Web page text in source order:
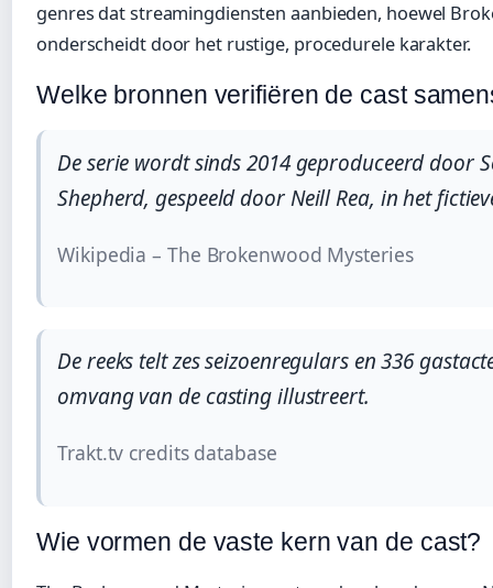
genres dat streamingdiensten aanbieden, hoewel
onderscheidt door het rustige, procedurele karakter.
Welke bronnen verifiëren de cast
De serie wordt sinds 2014 geproduceerd door
Shepherd, gespeeld door Neill Rea, in het
Wikipedia – The Brokenwood Mysteries
De reeks telt zes seizoenregulars en 336
omvang van de casting illustreert.
Trakt.tv credits database
Wie vormen de vaste kern van de cast?